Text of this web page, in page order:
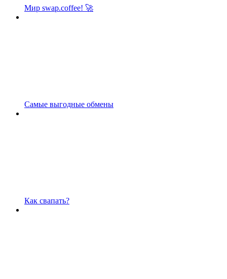
Мир swap.coffee! 🚀
Самые выгодные обмены
Как свапать?